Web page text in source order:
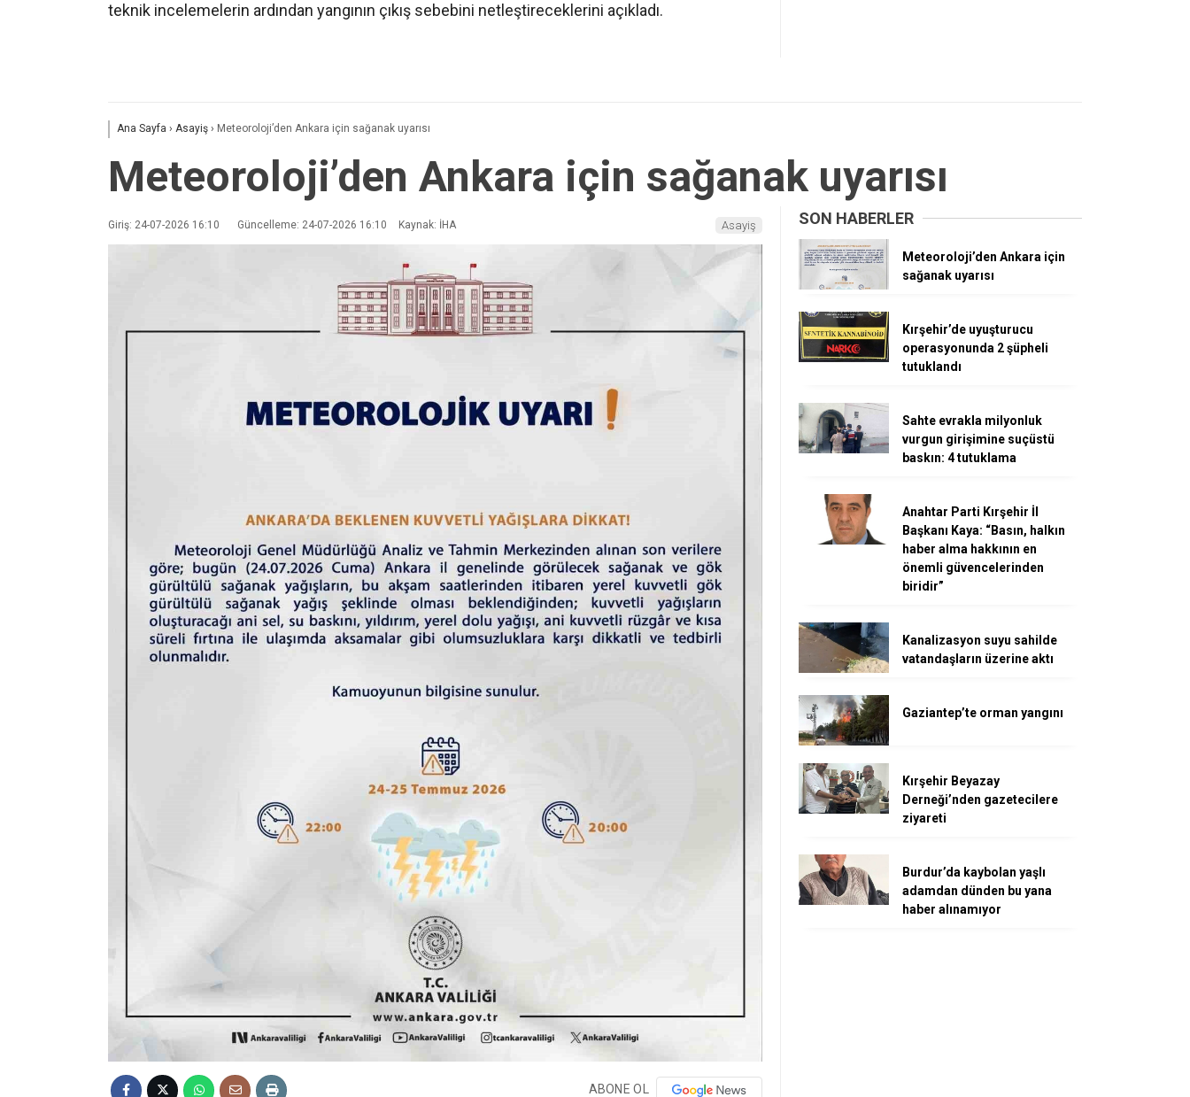
teknik incelemelerin ardından yangının çıkış sebebini netleştireceklerini açıkladı.
Ana Sayfa › Asayiş › Meteoroloji’den Ankara için sağanak uyarısı
Meteoroloji’den Ankara için sağanak uyarısı
Giriş: 24-07-2026 16:10 Güncelleme: 24-07-2026 16:10 Kaynak: İHA Asayiş
ABONE OL
SON HABERLER
Meteoroloji’den Ankara için
sağanak uyarısı
Kırşehir’de uyuşturucu
operasyonunda 2 şüpheli
tutuklandı
Sahte evrakla milyonluk
vurgun girişimine suçüstü
baskın: 4 tutuklama
Anahtar Parti Kırşehir İl
Başkanı Kaya: “Basın, halkın
haber alma hakkının en
önemli güvencelerinden
biridir”
Kanalizasyon suyu sahilde
vatandaşların üzerine aktı
Gaziantep’te orman yangını
Kırşehir Beyazay
Derneği’nden gazetecilere
ziyareti
Burdur’da kaybolan yaşlı
adamdan dünden bu yana
haber alınamıyor